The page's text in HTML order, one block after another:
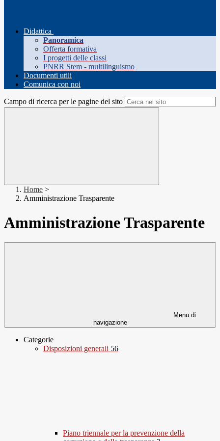
Didattica
Panoramica
Offerta formativa
I progetti delle classi
PNRR Stem - multilinguismo
Documenti utili
Comunica con noi
Campo di ricerca per le pagine del sito
Home >
Amministrazione Trasparente
Amministrazione Trasparente
Menu di
navigazione
Categorie
Disposizioni generali 56
Piano triennale per la prevenzione della